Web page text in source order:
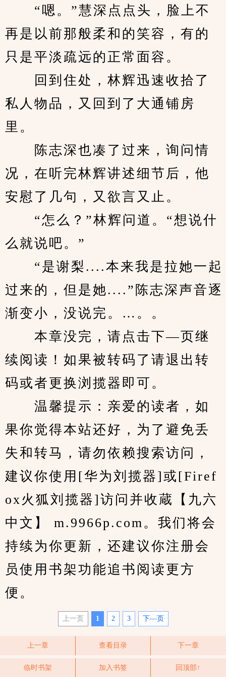
“嗯。”慧深点点头，脸上不
再是以前那般柔和的笑容，有的
只是平淡疏远的正常面容。
回到住处，林辉迅速收拾了
私人物品，又回到了大通铺房
里。
陈志深也凑了过来，询问情
况，在听完林辉讲述细节后，他
安慰了几句，又欲言又止。
“怎么？”林辉问道。“想说什
么就说吧。”
“是谢梨....本来我是拉她一起
过来的，但是她....”陈志深声音逐
渐变小，没说完。…。。
本章没完，请点击下—页继
续阅读！如果被转码了请退出转
码或者更换浏揽器即可。
温馨提示：亲爱的读者，如
果你觉得本站还好，为了避免丢
失和转马，请勿依赖搜索访问，
建议你使用[华为刘揽器]或[Firef
ox火狐刘揽器]访问并收蔵【九六
中文】 m.9966p.com。我们将会
持续为你更新，还建议你注册会
员使用书架功能追书阅读更方
便。
上一页 1 2 3 下—页
上一章 查看目录 下一章
临时书架 加入书签 回顶部↑